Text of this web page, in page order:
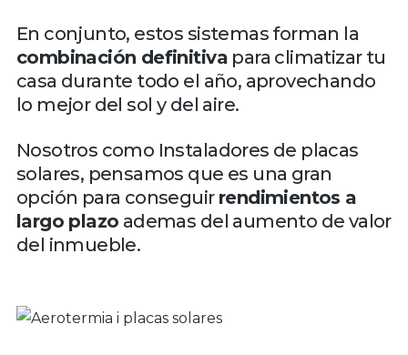
En conjunto, estos sistemas forman la
combinación definitivapara climatizar tu
casa durante todo el año, aprovechando
lo mejor del sol y del aire.
Nosotros como Instaladores de placas
solares, pensamos que es una gran
opción para conseguir rendimientos a
largo plazo ademas del aumento de valor
del inmueble.